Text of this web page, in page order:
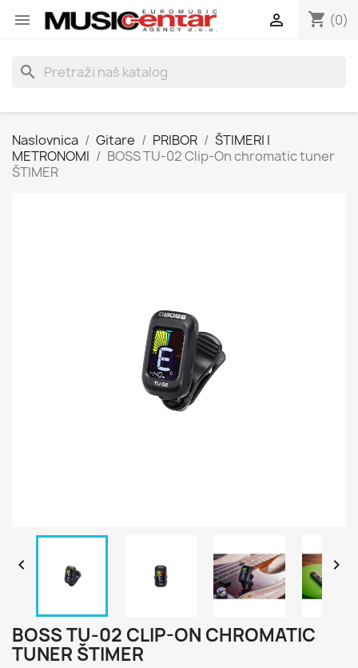
 shopping_cart (0)

search
Naslovnica Gitare PRIBOR
ŠTIMERI I
METRONOMI
BOSS TU-02 Clip-On chromatic tuner
ŠTIMER
 
BOSS TU-02 CLIP-ON CHROMATIC
TUNER ŠTIMER